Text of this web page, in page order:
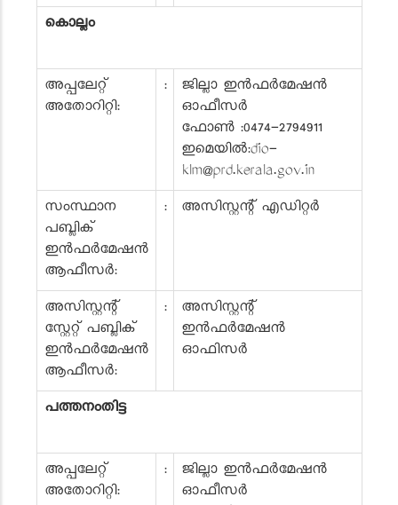
കൊല്ലം
അപ്പലേറ്റ്
അതോറിറ്റി:
:
ജില്ലാ ഇൻഫർമേഷൻ
ഓഫീസർ
ഫോൺ :0474-2794911
ഇമെയിൽ:dio-
klm@prd.kerala.gov.in
സംസ്ഥാന
പബ്ലിക്
ഇൻഫർമേഷൻ
ആഫീസർ:
: അസിസ്റ്റന്റ് എഡിറ്റർ
അസിസ്റ്റന്റ്
സ്റ്റേറ്റ് പബ്ലിക്
ഇൻഫർമേഷൻ
ആഫീസർ:
:
അസിസ്റ്റന്റ്
ഇൻഫർമേഷൻ
ഓഫിസർ
പത്തനംതിട്ട
അപ്പലേറ്റ്
അതോറിറ്റി:
:
ജില്ലാ ഇൻഫർമേഷൻ
ഓഫീസർ